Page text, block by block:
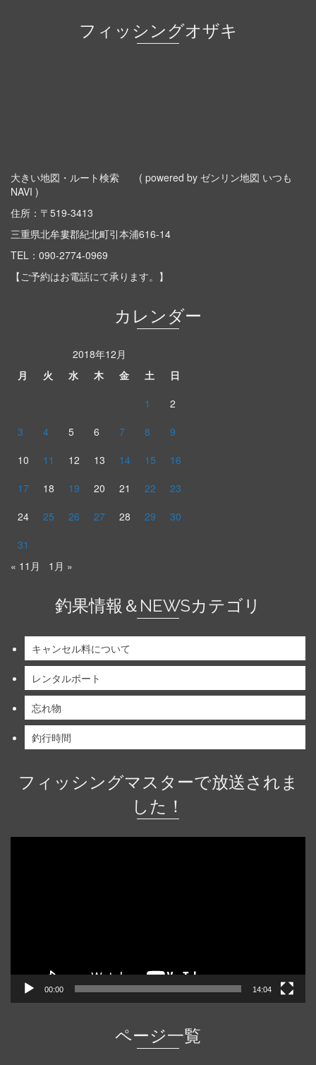
フィッシングオザキ
大きい地図・ルート検索
( powered by ゼンリン地図 いつも
NAVI )
住所：〒519-3413
三重県北牟婁郡紀北町引本浦616-14
TEL： 090-2774-0969
【ご予約はお電話にて承ります。】
カレンダー
2018年12月
月
火 水 木 金 土
日
1
2
3
4 5 6 7 8
9
10
11 12 13 14 15
16
17
18 19 20 21 22
23
24
25 26 27 28 29
30
31
« 11月
1月 »
釣果情報＆NEWSカテゴリ
キャンセル料について
レンタルボート
忘れ物
釣行時間
フィッシングマスターで放送されま
した！
00:00 14:04
ページ一覧